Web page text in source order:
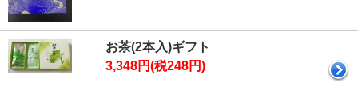
お茶(2本入)ギフト
3,348円(税248円)